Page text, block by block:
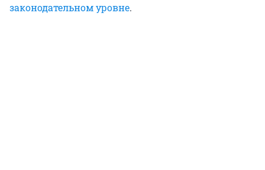
законодательном уровне.